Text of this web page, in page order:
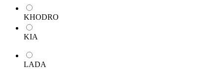
KHODRO
KIA
LADA